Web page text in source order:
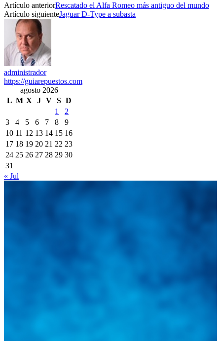
Artículo anteriorRescatado el Alfa Romeo más antiguo del mundo
Artículo siguienteJaguar D-Type a subasta
administrador
https://guiarepuestos.com
agosto 2026
L M X J V S D
1
2
3
4 5 6 7 8
9
10 11 12 13 14 15 16
17 18 19 20 21 22 23
24 25 26 27 28 29 30
31
« Jul
locales, nacionales e internacionales.